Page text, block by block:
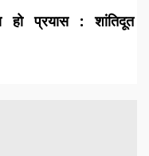
प्रयास : शांतिदूत